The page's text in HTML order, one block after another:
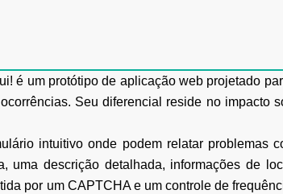
é um protótipo de aplicação web projetado
Seu diferencial reside no impacto
intuitivo onde podem relatar problemas
descrição detalhada, informações de
por um CAPTCHA e um controle de